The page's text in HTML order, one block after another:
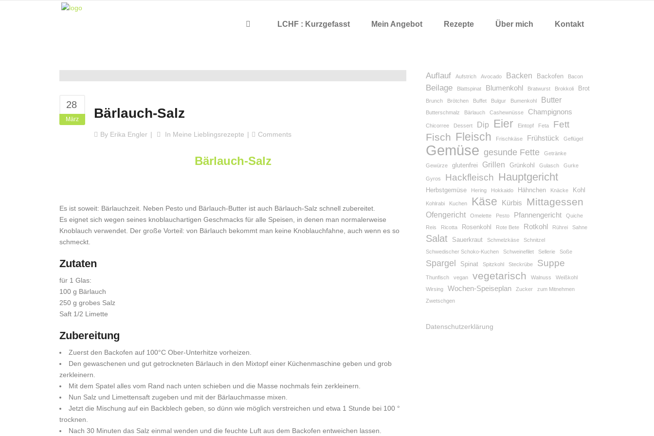
LCHF : Kurzgefasst Mein Angebot Rezepte Über mich Kontakt
28
März Bärlauch-Salz
By Erika Engler In Meine Lieblingsrezepte Comments
Bärlauch-Salz
Es ist soweit: Bärlauchzeit. Neben Pesto und Bärlauch-Butter ist auch Bärlauch-Salz schnell zubereitet.
Es eignet sich wegen seines knoblauchartigen Geschmacks für alle Speisen, in denen man normalerweise
Knoblauch verwendet. Der große Vorteil: von Bärlauch bekommt man keine Knoblauchfahne, auch wenn es so
schmeckt.
Zutaten
für 1 Glas:
100 g Bärlauch
250 g grobes Salz
Saft 1/2 Limette
Zubereitung
Zuerst den Backofen auf 100°C Ober-Unterhitze vorheizen.
Den gewaschenen und gut getrockneten Bärlauch in den Mixtopf einer Küchenmaschine geben und grob
zerkleinern.
Mit dem Spatel alles vom Rand nach unten schieben und die Masse nochmals fein zerkleinern.
Nun Salz und Limettensaft zugeben und mit der Bärlauchmasse mixen.
Jetzt die Mischung auf ein Backblech geben, so dünn wie möglich verstreichen und etwa 1 Stunde bei 100 °
trocknen.
Nach 30 Minuten das Salz einmal wenden und die feuchte Luft aus dem Backofen entweichen lassen.
Auflauf Aufstrich Avocado Backen Backofen Bacon
Beilage Blattspinat Blumenkohl Bratwurst Brokkoli Brot
Brunch Brötchen Buffet Bulgur Bumenkohl Butter
Butterschmalz Bärlauch Cashewnüsse Champignons
Chicorree Dessert Dip Eier Eintopf Feta Fett
Fisch Fleisch Frischkäse Frühstück Geflügel
Gemüse gesunde Fette Getränke
Gewürze glutenfrei Grillen Grünkohl Gulasch Gurke
Gyros Hackfleisch Hauptgericht
Herbstgemüse Hering Hokkaido Hähnchen Knäcke Kohl
Kohlrabi Kuchen Käse Kürbis Mittagessen
Ofengericht Omelette Pesto Pfannengericht
Quiche
Reis
Ricotta Rosenkohl Rote Bete Rotkohl Rührei Sahne
Salat Sauerkraut Schmelzkäse
Schnitzel
Schwedischer Schoko-Kuchen
Schweinefilet Sellerie Soße
Spargel Spinat Spitzkohl Steckrübe Suppe
Thunfisch vegan vegetarisch Walnuss
Weißkohl
Wirsing
Wochen-Speiseplan Zucker
zum Mitnehmen
Zwetschgen
Datenschutzerklärung